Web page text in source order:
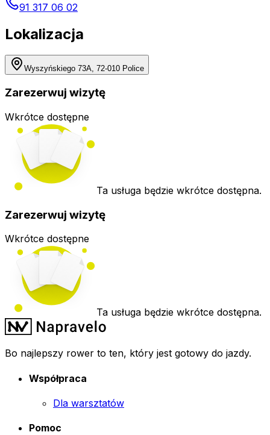
91 317 06 02
Lokalizacja
Wyszyńskiego 73A, 72-010 Police
Zarezerwuj wizytę
Wkrótce dostępne
Ta usługa będzie wkrótce dostępna.
Zarezerwuj wizytę
Wkrótce dostępne
Ta usługa będzie wkrótce dostępna.
Bo najlepszy rower to ten, który jest gotowy do jazdy.
Współpraca
Dla warsztatów
Pomoc